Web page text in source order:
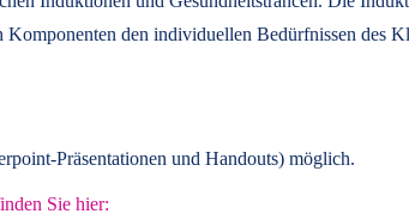
den individuellen Bedürfnissen des
Präsentationen und Handouts) möglich.
Sie hier: